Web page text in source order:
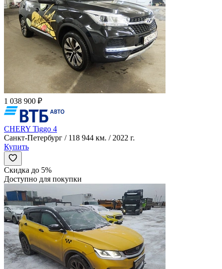
1 038 900 ₽
CHERY Tiggo 4
Санкт-Петербург / 118 944 км. / 2022 г.
Купить
Скидка до 5%
Доступно для покупки